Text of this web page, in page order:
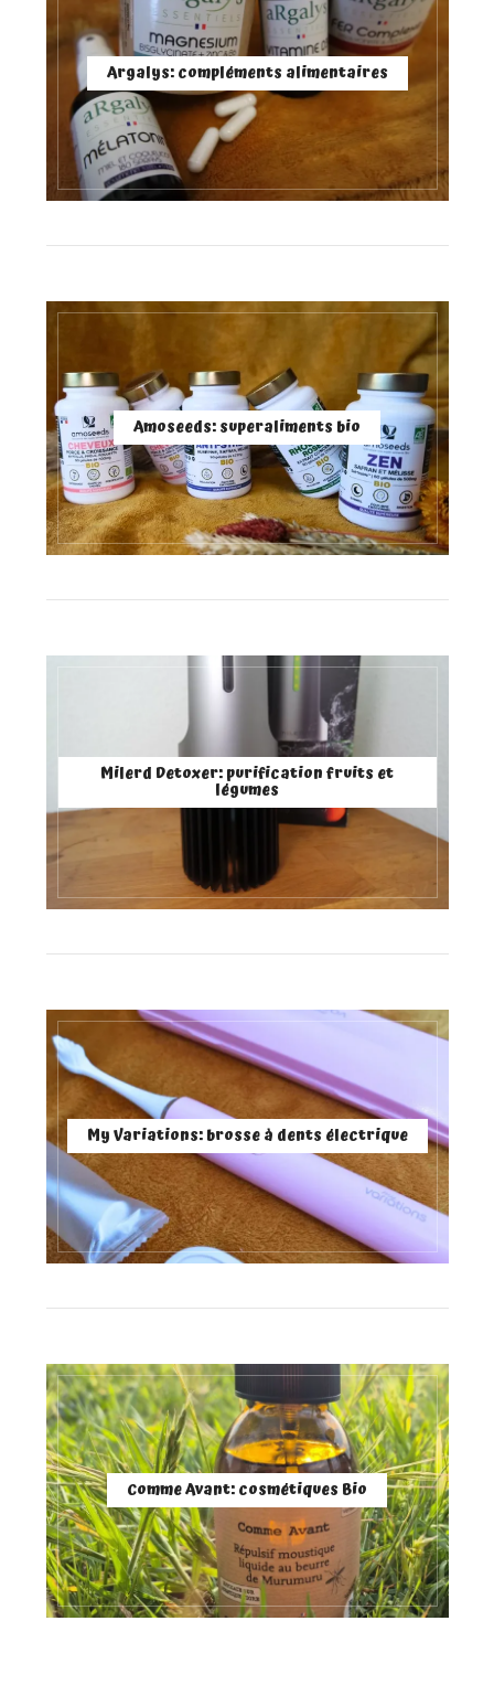
Argalys: compléments alimentaires
Amoseeds: superaliments bio
Milerd Detoxer: purification fruits et
légumes
My Variations: brosse à dents électrique
Comme Avant: cosmétiques Bio